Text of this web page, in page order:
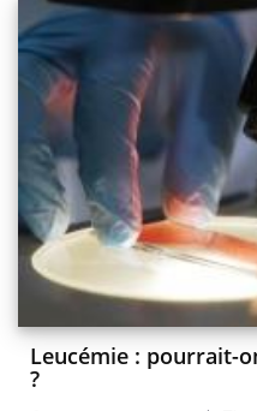
Leucémie : pourrait-
?